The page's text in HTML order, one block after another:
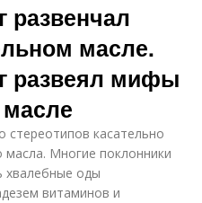
развенчал
масле.
развеял мифы
касательно
масла. Многие поклонники
хвалебные оды
витаминов и